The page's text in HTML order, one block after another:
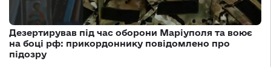
Дезертирував під час оборони Маріуполя та воює
на боці рф: прикордоннику повідомлено про
підозру